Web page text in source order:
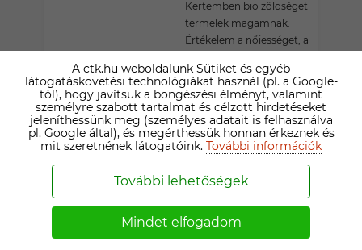
Kertemben bio zöldséget
termelek magamnak.
Értékelem a nőiességet, a
tartom az érzéki
érintkezést egy nővel,
hogy létrejöjjön a férfi és
női energiák
egyesítésével, a kölcsönös
jogosítvánnyal előnyben.
(bejárónő) van. Állatot
nem tartok!
A ctk.hu weboldalunk Sütiket és egyéb
látogatáskövetési technológiákat használ (pl. a Google-
tól), hogy javítsuk a böngészési élményt, valamint
személyre szabott tartalmat és célzott hirdetéseket
jeleníthessünk meg (személyes adatait is felhasználva
pl. Google által), és megérthessük honnan érkeznek és
mit szeretnének látogatóink. További információk
További lehetőségek
Mindet elfogadom